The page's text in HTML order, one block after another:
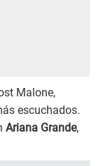
Malone,
escuchados.
Ariana Grande,